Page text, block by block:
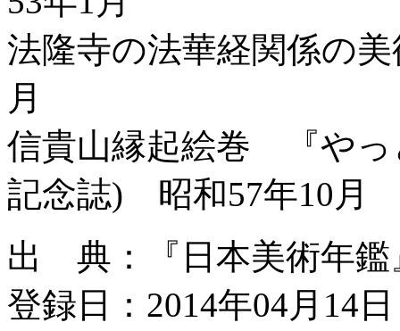
法隆寺の法華経関係の
月
信貴山縁起絵巻 『やっ
記念誌) 昭和57年10月
出 典：『日本美術年鑑
登録日：2014年04月14日